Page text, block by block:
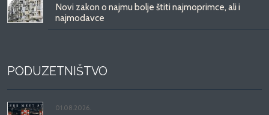
Novi zakon o najmu bolje štiti najmoprimce, ali i
najmodavce
PODUZETNIŠTVO
01.08.2026.